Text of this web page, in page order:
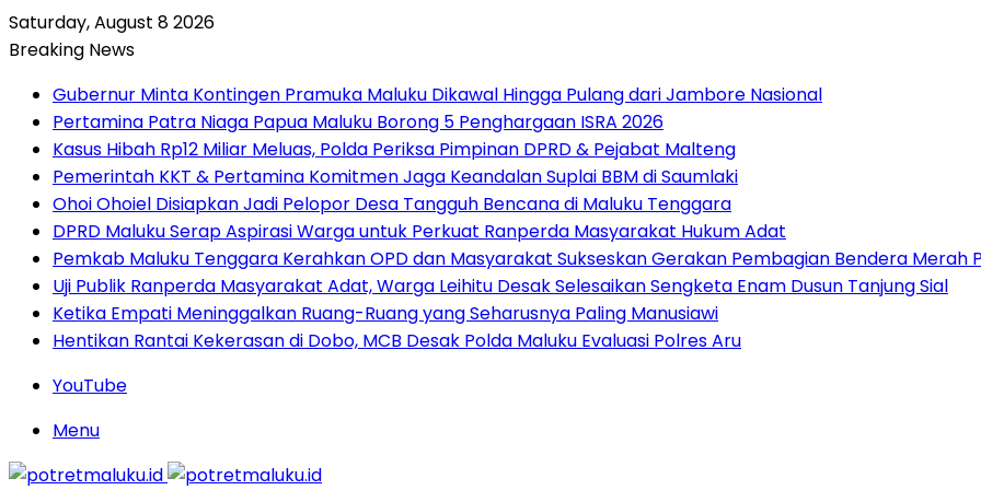
Saturday, August 8 2026
Breaking News
Gubernur Minta Kontingen Pramuka Maluku Dikawal Hingga Pulang dari Jambore Nasional
Pertamina Patra Niaga Papua Maluku Borong 5 Penghargaan ISRA 2026
Kasus Hibah Rp12 Miliar Meluas, Polda Periksa Pimpinan DPRD & Pejabat Malteng
Pemerintah KKT & Pertamina Komitmen Jaga Keandalan Suplai BBM di Saumlaki
Ohoi Ohoiel Disiapkan Jadi Pelopor Desa Tangguh Bencana di Maluku Tenggara
DPRD Maluku Serap Aspirasi Warga untuk Perkuat Ranperda Masyarakat Hukum Adat
Pemkab Maluku Tenggara Kerahkan OPD dan Masyarakat Sukseskan Gerakan Pembagian Bendera Merah
Uji Publik Ranperda Masyarakat Adat, Warga Leihitu Desak Selesaikan Sengketa Enam Dusun Tanjung Sial
Ketika Empati Meninggalkan Ruang-Ruang yang Seharusnya Paling Manusiawi
Hentikan Rantai Kekerasan di Dobo, MCB Desak Polda Maluku Evaluasi Polres Aru
YouTube
Menu